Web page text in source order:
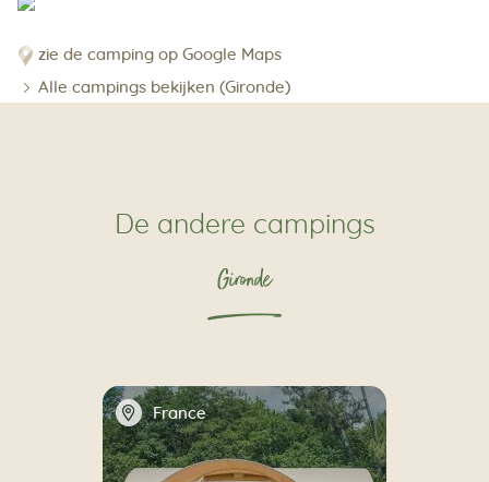
zie de camping op Google Maps
Alle campings bekijken (Gironde)
De andere campings
Gironde
📍 France